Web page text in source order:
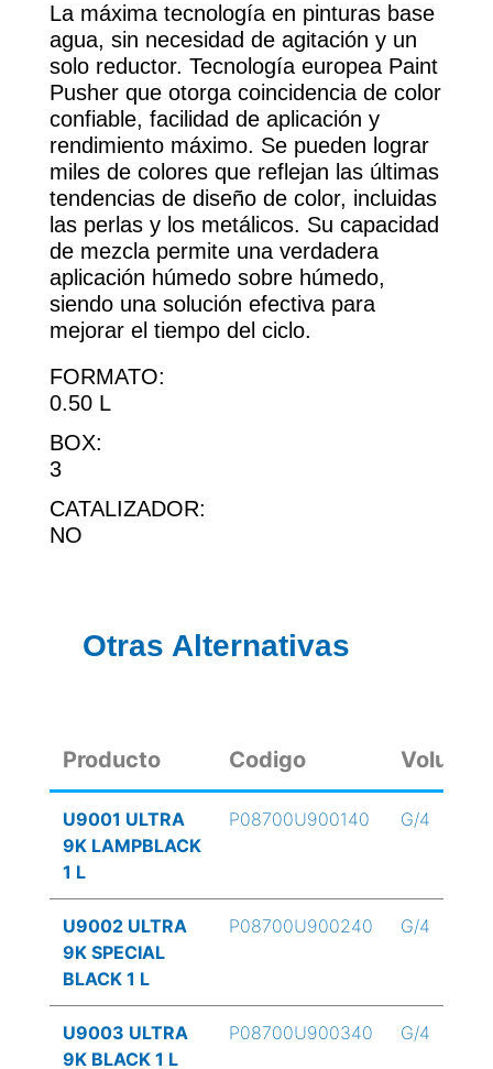
La máxima tecnología en pinturas base
agua, sin necesidad de agitación y un
solo reductor. Tecnología europea Paint
Pusher que otorga coincidencia de color
confiable, facilidad de aplicación y
rendimiento máximo. Se pueden lograr
miles de colores que reflejan las últimas
tendencias de diseño de color, incluidas
las perlas y los metálicos. Su capacidad
de mezcla permite una verdadera
aplicación húmedo sobre húmedo,
siendo una solución efectiva para
mejorar el tiempo del ciclo.
FORMATO:
0.50 L
BOX:
3
CATALIZADOR:
NO
Otras Alternativas
Producto Codigo Volumen
U9001 ULTRA
9K LAMPBLACK
1 L
P08700U900140 G/4
U9002 ULTRA
9K SPECIAL
BLACK 1 L
P08700U900240 G/4
U9003 ULTRA
9K BLACK 1 L
P08700U900340 G/4